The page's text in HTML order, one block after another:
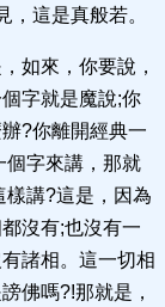
這是真般若。
如來，你要說，
字就是魔說;你
?你離開經典一
個字來講，那就
樣講?這是，因為
沒有;也沒有一
諸相。這一切相
佛嗎?!那就是，